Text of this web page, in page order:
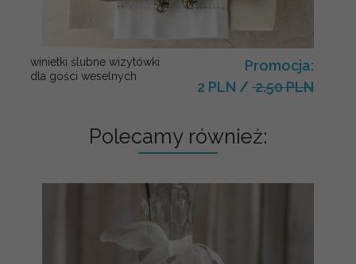
winietki ślubne wizytówki
dla gości weselnych
Promocja:
2 PLN / 2.50 PLN
Polecamy również: